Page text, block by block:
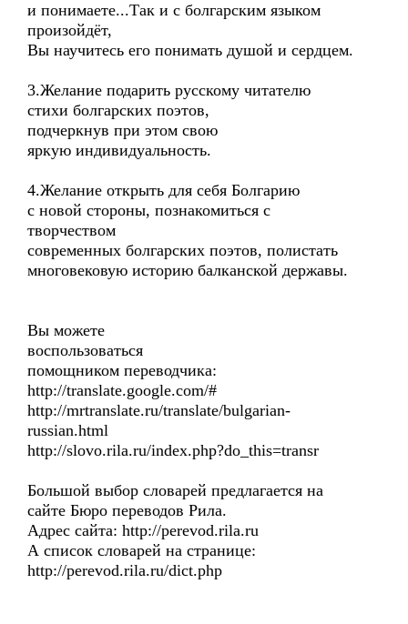
и понимаете...Так и с болгарским языком
произойдёт,
Вы научитесь его понимать душой и сердцем.
3.Желание подарить русскому читателю
стихи болгарских поэтов,
подчеркнув при этом свою
яркую индивидуальность.
4.Желание открыть для себя Болгарию
с новой стороны, познакомиться с
творчеством
современных болгарских поэтов, полистать
многовековую историю балканской державы.
Вы можете
воспользоваться
помощником переводчика:
http://translate.google.com/#
http://mrtranslate.ru/translate/bulgarian-
russian.html
http://slovo.rila.ru/index.php?do_this=transr
Большой выбор словарей предлагается на
сайте Бюро переводов Рила.
Адрес сайта: http://perevod.rila.ru
А список словарей на странице:
http://perevod.rila.ru/dict.php